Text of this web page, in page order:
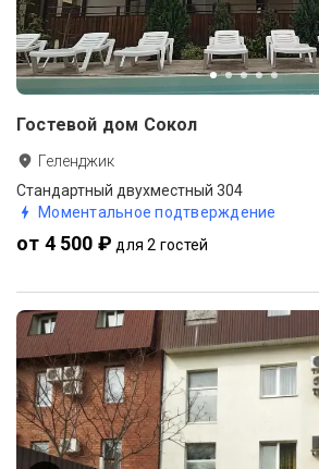
Гостевой дом Сокол
Геленджик
Стандартный двухместный 304
Моментальное подтверждение
от 4 500 ₽ для 2 гостей